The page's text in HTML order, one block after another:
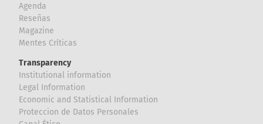
Agenda
Reseñas
Magazine
Mentes Críticas
Transparency
Institutional information
Legal Information
Economic and Statistical Information
Proteccion de Datos Personales